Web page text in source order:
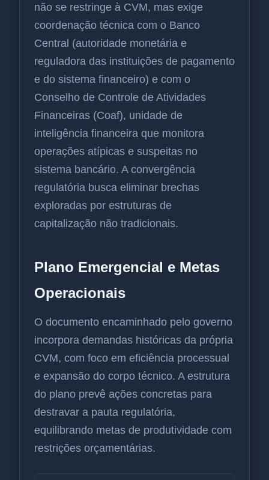
não se restringe à CVM, mas exige
coordenação técnica com o Banco
Central (autoridade monetária e
reguladora das instituições de pagamento
e do sistema financeiro) e com o
Conselho de Controle de Atividades
Financeiras (Coaf), unidade de
inteligência financeira que monitora
operações atípicas e suspeitas no
sistema bancário. A convergência
regulatória busca eliminar brechas
exploradas por estruturas de
capitalização não tradicionais.
Plano Emergencial e Metas
Operacionais
O documento encaminhado pelo governo
incorpora demandas históricas da própria
CVM, com foco em eficiência processual
e expansão do corpo técnico. A estrutura
do plano prevê ações concretas para
destravar a pauta regulatória,
equilibrando metas de produtividade com
restrições orçamentárias.